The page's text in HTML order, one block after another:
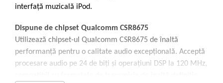
interfață muzicală iPod.
Dispune de chipset Qualcomm CSR8675
Utilizează chipset-ul Qualcomm CSR8675 de înaltă
performanță pentru o calitate audio excepțională. Acceptă
procesare audio pe 24 de biți și operațiuni DSP la 120 MHz,